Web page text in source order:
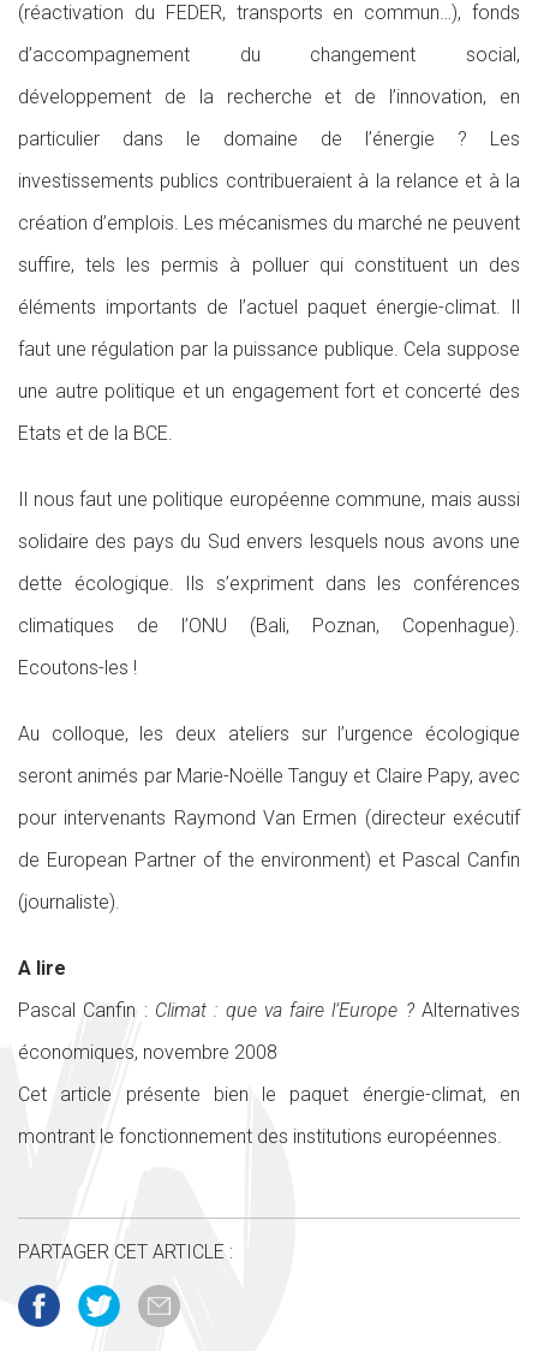
(réactivation du FEDER, transports en commun…), fonds
d’accompagnement du changement social,
développement de la recherche et de l’innovation, en
particulier dans le domaine de l’énergie ? Les
investissements publics contribueraient à la relance et à la
création d’emplois. Les mécanismes du marché ne peuvent
suffire, tels les permis à polluer qui constituent un des
éléments importants de l’actuel paquet énergie-climat. Il
faut une régulation par la puissance publique. Cela suppose
une autre politique et un engagement fort et concerté des
Etats et de la BCE.
Il nous faut une politique européenne commune, mais aussi
solidaire des pays du Sud envers lesquels nous avons une
dette écologique. Ils s’expriment dans les conférences
climatiques de l’ONU (Bali, Poznan, Copenhague).
Ecoutons-les !
Au colloque, les deux ateliers sur l’urgence écologique
seront animés par Marie-Noëlle Tanguy et Claire Papy, avec
pour intervenants Raymond Van Ermen (directeur exécutif
de European Partner of the environment) et Pascal Canfin
(journaliste).
A lire
Pascal Canfin :Climat : que va faire l’Europe ?Alternatives
économiques, novembre 2008
Cet article présente bien le paquet énergie-climat, en
montrant le fonctionnement des institutions européennes.
PARTAGER CET ARTICLE :